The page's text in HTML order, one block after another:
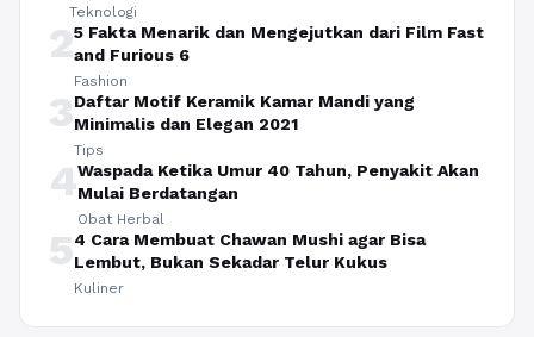
Teknologi
25 Fakta Menarik dan Mengejutkan dari Film Fast
and Furious 6
Fashion
3Daftar Motif Keramik Kamar Mandi yang
Minimalis dan Elegan 2021
Tips
4Waspada Ketika Umur 40 Tahun, Penyakit Akan
Mulai Berdatangan
Obat Herbal
54 Cara Membuat Chawan Mushi agar Bisa
Lembut, Bukan Sekadar Telur Kukus
Kuliner